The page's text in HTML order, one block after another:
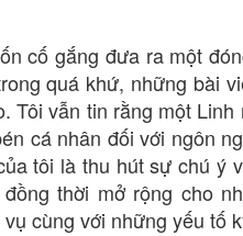
cố gắng đưa ra một
quá khứ, những bài
Tôi vẫn tin rằng một
cá nhân đối với ngôn
tôi là thu hút sự chú
thời mở rộng cho
cùng với những yếu tố